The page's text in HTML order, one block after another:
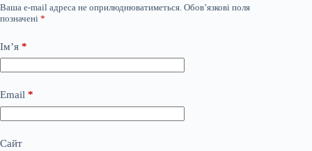
Ваша e-mail адреса не оприлюднюватиметься. Обов’язкові поля
позначені *
Ім’я *
Email *
Сайт